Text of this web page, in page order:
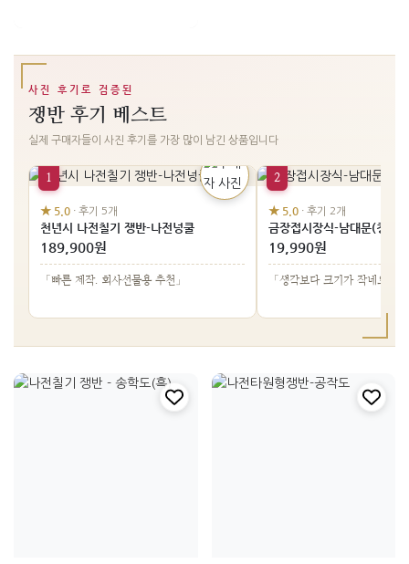
사진 후기로 검증된
쟁반 후기 베스트
실제 구매자들이 사진 후기를 가장 많이 남긴 상품입니다
1
★ 5.0 · 후기 5개
천년시 나전칠기 쟁반-나전넝쿨
189,900원
「빠른 제작. 회사선물용 추천」
2
★ 5.0 · 후기 2개
금장접시장식-남대문(청색)
19,990원
「생각보다 크기가 작네요 그